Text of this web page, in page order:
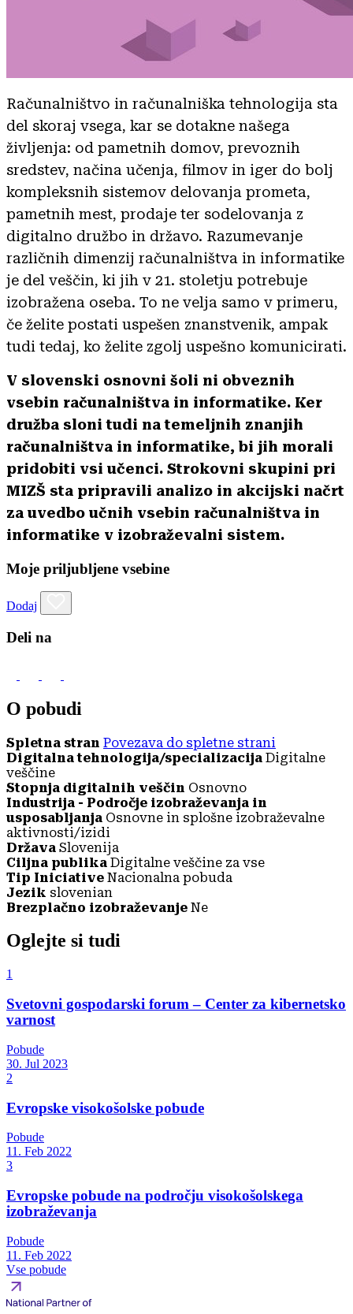
Računalništvo in računalniška tehnologija sta
del skoraj vsega, kar se dotakne našega
življenja: od pametnih domov, prevoznih
sredstev, načina učenja, filmov in iger do bolj
kompleksnih sistemov delovanja prometa,
pametnih mest, prodaje ter sodelovanja z
digitalno družbo in državo. Razumevanje
različnih dimenzij računalništva in informatike
je del veščin, ki jih v 21. stoletju potrebuje
izobražena oseba. To ne velja samo v primeru,
če želite postati uspešen znanstvenik, ampak
tudi tedaj, ko želite zgolj uspešno komunicirati.
V slovenski osnovni šoli ni obveznih
vsebin računalništva in informatike. Ker
družba sloni tudi na temeljnih znanjih
računalništva in informatike, bi jih morali
pridobiti vsi učenci. Strokovni skupini pri
MIZŠ sta pripravili analizo in akcijski načrt
za uvedbo učnih vsebin računalništva in
informatike v izobraževalni sistem.
Moje priljubljene vsebine
Dodaj
Deli na
O pobudi
Spletna stran Povezava do spletne strani
Digitalna tehnologija/specializacija Digitalne
veščine
Stopnja digitalnih veščin Osnovno
Industrija - Področje izobraževanja in
usposabljanja Osnovne in splošne izobraževalne
aktivnosti/izidi
Država Slovenija
Ciljna publika Digitalne veščine za vse
Tip Iniciative Nacionalna pobuda
Jezik slovenian
Brezplačno izobraževanje Ne
Oglejte si tudi
1
Svetovni gospodarski forum – Center za kibernetsko
varnost
Pobude
30. Jul 2023
2
Evropske visokošolske pobude
Pobude
11. Feb 2022
3
Evropske pobude na področju visokošolskega
izobraževanja
Pobude
11. Feb 2022
Vse pobude